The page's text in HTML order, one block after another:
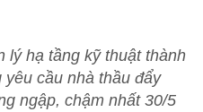
lý hạ tầng kỹ thuật thành
cầu nhà thầu đẩy
ngập, chậm nhất 30/5